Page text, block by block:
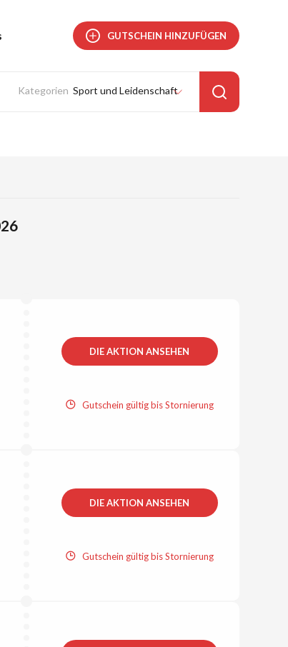
GUTSCHEIN HINZUFÜGEN
Sport und Leidenschaft
DIE AKTION ANSEHEN
Gutschein gültig bis Stornierung
DIE AKTION ANSEHEN
Gutschein gültig bis Stornierung